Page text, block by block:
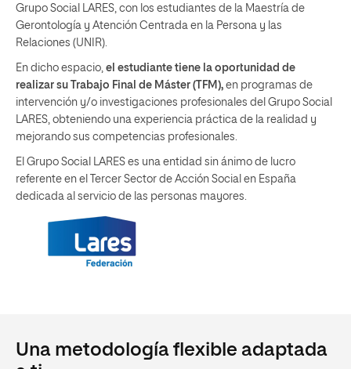
Grupo Social LARES, con los estudiantes de la Maestría de
Gerontología y Atención Centrada en la Persona y las
Relaciones (UNIR).
En dicho espacio, el estudiante tiene la oportunidad de
realizar su Trabajo Final de Máster (TFM), en programas de
intervención y/o investigaciones profesionales del Grupo Social
LARES, obteniendo una experiencia práctica de la realidad y
mejorando sus competencias profesionales.
El Grupo Social LARES es una entidad sin ánimo de lucro
referente en el Tercer Sector de Acción Social en España
dedicada al servicio de las personas mayores.
Una metodología flexible adaptada